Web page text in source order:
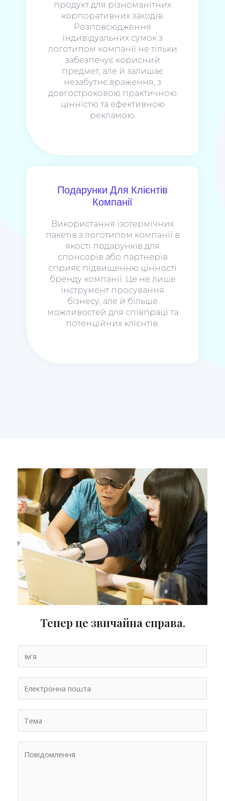
продукт для різноманітних
корпоративних заходів.
Розповсюдження
індивідуальних сумок з
логотипом компанії не тільки
забезпечує корисний
предмет, але й залишає
незабутнє враження, з
довгостроковою практичною
цінністю та ефективною
рекламою.
Подарунки Для Клієнтів
Компанії
Використання ізотермічних
пакетів з логотипом компанії в
якості подарунків для
спонсорів або партнерів
сприяє підвищенню цінності
бренду компанії. Це не лише
інструмент просування
бізнесу, але й більше
можливостей для співпраці та
потенційних клієнтів.
Тепер це звичайна справа.